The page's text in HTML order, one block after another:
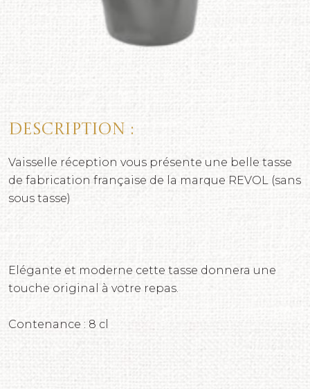
Description :
Vaisselle réception vous présente une belle tasse
de fabrication française de la marque REVOL (sans
sous tasse)
Elégante et moderne cette tasse donnera une
touche original à votre repas.
Contenance : 8 cl